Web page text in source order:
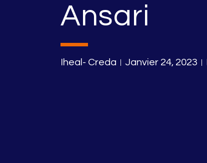
Ansari
Iheal- Creda Janvier 24, 2023